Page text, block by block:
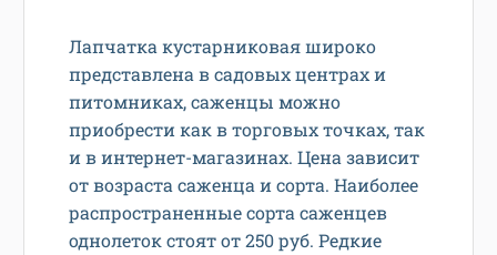
Лапчатка кустарниковая широко
представлена в садовых центрах и
питомниках, саженцы можно
приобрести как в торговых точках, так
и в интернет-магазинах. Цена зависит
от возраста саженца и сорта. Наиболее
распространенные сорта саженцев
однолеток стоят от 250 руб. Редкие